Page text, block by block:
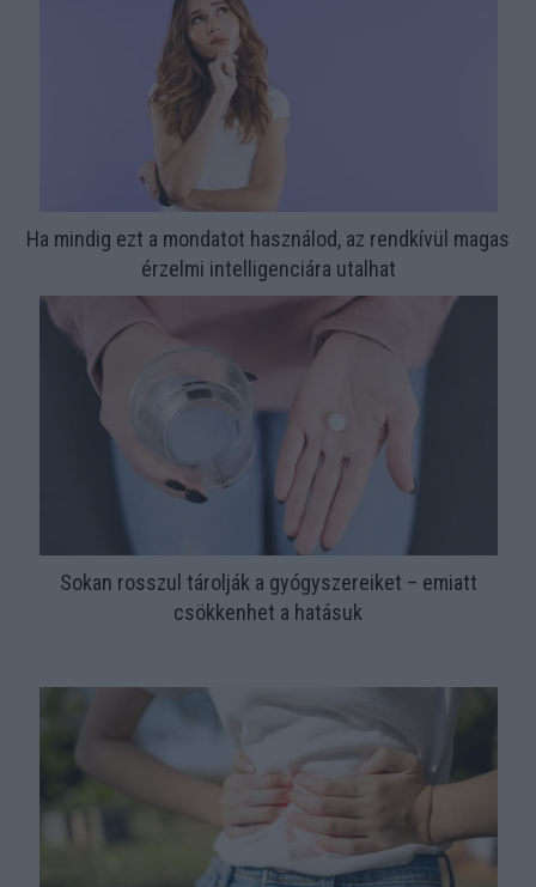
Ha mindig ezt a mondatot használod, az rendkívül magas
érzelmi intelligenciára utalhat
Sokan rosszul tárolják a gyógyszereiket – emiatt
csökkenhet a hatásuk